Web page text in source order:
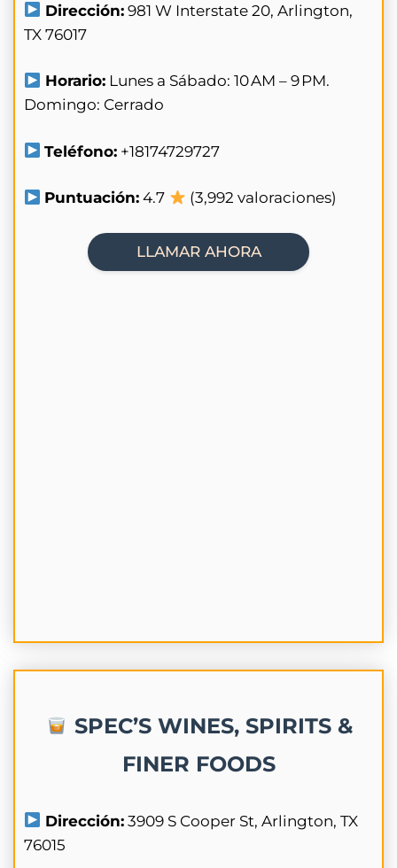
Dirección: 981 W Interstate 20, Arlington,
TX 76017
Horario: Lunes a Sábado: 10 AM – 9 PM.
Domingo: Cerrado
Teléfono: +18174729727
Puntuación: 4.7 (3,992 valoraciones)
LLAMAR AHORA
SPEC’S WINES, SPIRITS &
FINER FOODS
Dirección: 3909 S Cooper St, Arlington, TX
76015